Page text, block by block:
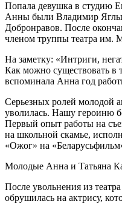
Попала девушка в студию
Анны были Владимир
Добронравов. После
членом труппы театра им.
На заметку: «Интриги,
Как можно существовать в
вспоминала Анна год
Серьезных ролей молодой
уволилась. Нашу героиню
Первый опыт работы на
на школьной скамье,
«Ожог» на
Молодые Анна и Татьяна
После увольнения из
обрушилась на актрису,